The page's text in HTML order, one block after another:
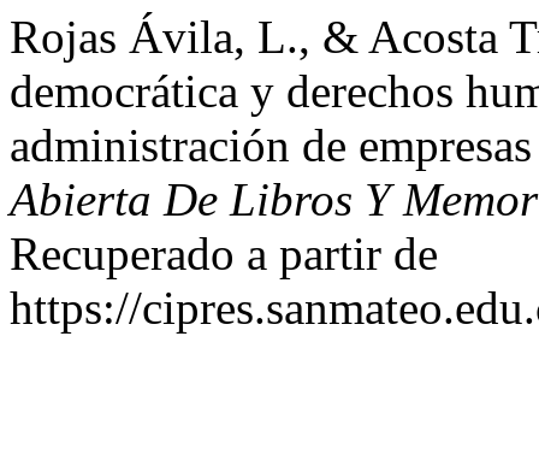
Rojas Ávila, L., & Acosta
democrática y derechos
administración de
Abierta De Libros Y
Recuperado a partir de
https://